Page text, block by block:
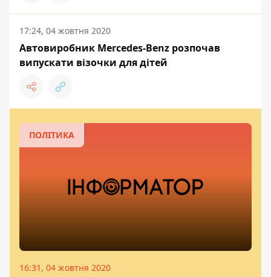
17:24, 04 жовтня 2020
Автовиробник Mercedes-Benz розпочав
випускати візочки для дітей
ПОЛІТИКА
16:31, 04 жовтня 2020